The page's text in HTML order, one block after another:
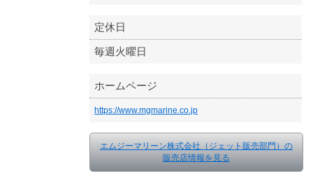
定休日
毎週火曜日
ホームページ
https://www.mgmarine.co.jp
エムジーマリーン株式会社（ジェット販売部門）の
販売店情報を見る